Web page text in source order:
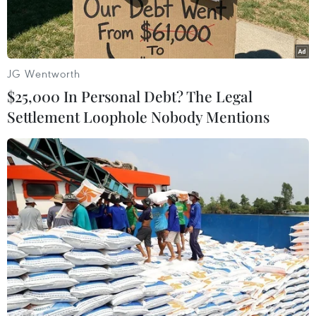
Tiến sỹ Đỗ Thị Thu Hằng, Viện trưởng Viện Báo chí phát biểu tại
buổi lễ. (Ảnh: Minh Quyết/TTXVN)
Lễ kỷ niệm 60 năm ngày truyền thống Viện Báo
chí thuộc Học viện Báo chí và Tuyên truyền
(1962-2022) đã được tổ chức trang trọng sáng
JG Wentworth
$25,000 In Personal Debt? The Legal
Settlement Loophole Nobody Mentions